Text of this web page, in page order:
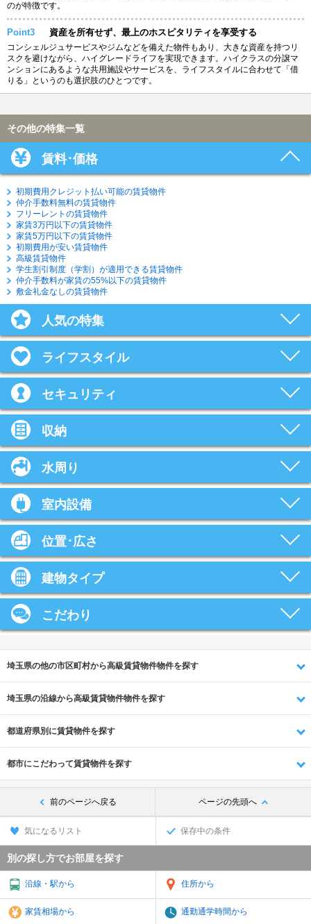
のが特徴です。
Point3 資産を所有せず、最上のホスピタリティを享受する
コンシェルジュサービスやジムなどを備えた物件もあり、大きな資産を持つリ
スクを避けながら、ハイグレードライフを実現できます。ハイクラスの分譲マ
ンションにあるような共用施設やサービスを、ライフスタイルに合わせて「借
りる」というのも選択肢のひとつです。
その他の特集一覧
賃料･価格
初期費用クレジット払い可能の賃貸物件
仲介手数料無料の賃貸物件
フリーレントの賃貸物件
家賃3万円以下の賃貸物件
家賃5万円以下の賃貸物件
初期費用が安い賃貸物件
高級賃貸物件
学生割引制度（学割）が適用できる賃貸物件
仲介手数料が家賃の55%以下の賃貸物件
敷金礼金なしの賃貸物件
人気の特集
ライフスタイル
セキュリティ
収納
水周り
室内設備
位置･広さ
建物タイプ
こだわり
埼玉県の他の市区町村から高級賃貸物件物件を探す
埼玉県の沿線から高級賃貸物件物件を探す
都道府県別に賃貸物件を探す
都市にこだわって賃貸物件を探す
前のページへ戻る ページの先頭へ
気になるリスト 保存中の条件
別の探し方でお部屋を探す
沿線・駅から 住所から
家賃相場から 通勤通学時間から